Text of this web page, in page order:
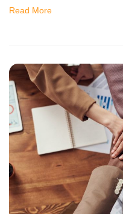
TS PCB?
Produkcja urządzeń
proces, w którym
logistyka całego
montażu wszystkich
Read More